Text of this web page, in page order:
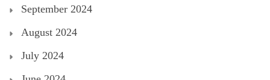
September 2024
August 2024
July 2024